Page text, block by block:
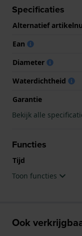
horloge geleverd
Specificaties
Alternatief
Ean
Diameter
Waterdichtheid
Garantie
Bekijk alle
Functies
Tijd
Toon functies
Ook